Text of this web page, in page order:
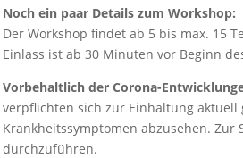
Noch ein paar Details zum Workshop:
Der Workshop findet ab 5 bis max. 15
Einlass ist ab 30 Minuten vor Beginn
Vorbehaltlich der Corona-
verpflichten sich zur Einhaltung
Krankheitssymptomen abzusehen.
durchzuführen.